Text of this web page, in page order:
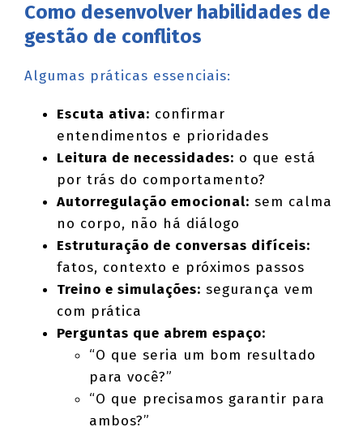
Como desenvolver habilidades de
gestão de conflitos
Algumas práticas essenciais:
Escuta ativa: confirmar
entendimentos e prioridades
Leitura de necessidades: o que está
por trás do comportamento?
Autorregulação emocional: sem calma
no corpo, não há diálogo
Estruturação de conversas difíceis:
fatos, contexto e próximos passos
Treino e simulações: segurança vem
com prática
Perguntas que abrem espaço:
“O que seria um bom resultado
para você?”
“O que precisamos garantir para
ambos?”